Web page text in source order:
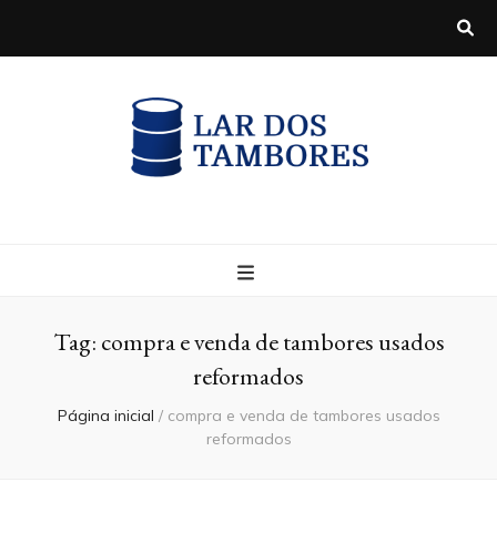
Tag: compra e venda de tambores usados
reformados
Página inicial / compra e venda de tambores usados
reformados